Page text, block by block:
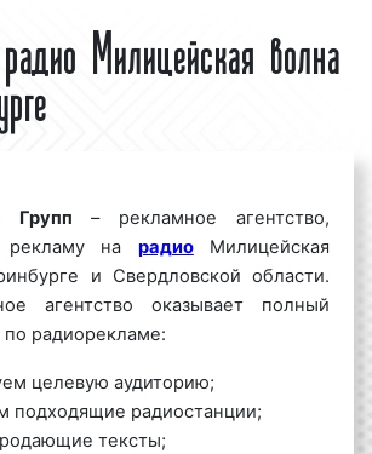
Милицейская волна
Групп – рекламное агентство,
рекламу на радиоМилицейская
и Свердловской области.
агентство оказывает полный
по радиорекламе:
целевую аудиторию;
подходящие радиостанции;
тексты;